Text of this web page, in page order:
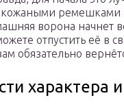
ремешками
ворона начнет
отпустить её в
обязательно
характера